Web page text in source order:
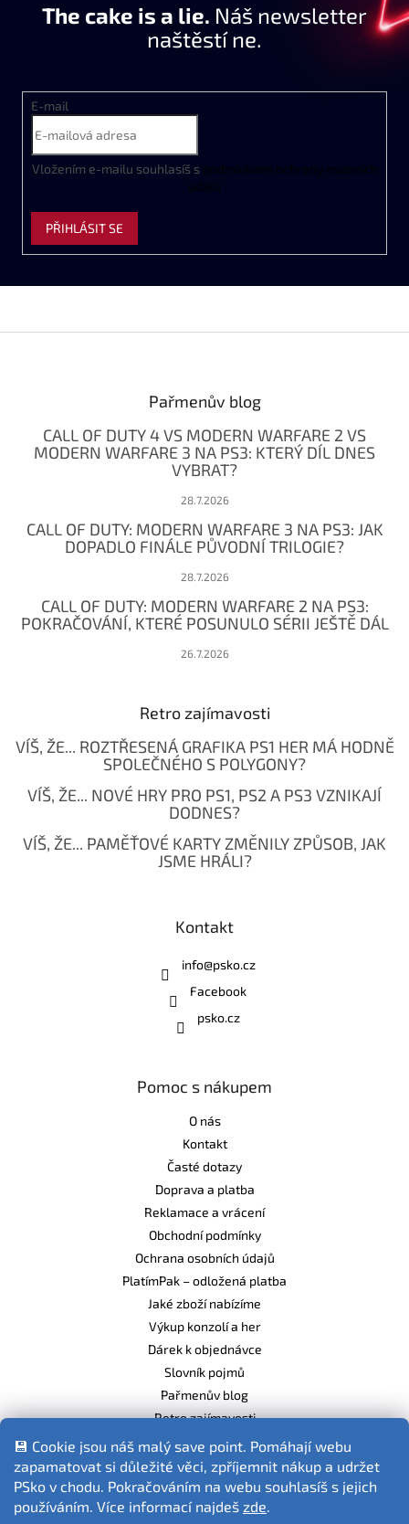
💾 Cookie jsou náš malý save point. Pomáhají webu
zapamatovat si důležité věci, zpříjemnit nákup a udržet
PSko v chodu. Pokračováním na webu souhlasíš s jejich
používáním. Více informací najdeš zde.
The cake is a lie. Náš newsletter
naštěstí ne.
E-mail
Vložením e-mailu souhlasíš s podmínkami ochrany osobních
údajů
PŘIHLÁSIT SE
Pařmenův blog
CALL OF DUTY 4 VS MODERN WARFARE 2 VS
MODERN WARFARE 3 NA PS3: KTERÝ DÍL DNES
VYBRAT?
28.7.2026
CALL OF DUTY: MODERN WARFARE 3 NA PS3: JAK
DOPADLO FINÁLE PŮVODNÍ TRILOGIE?
28.7.2026
CALL OF DUTY: MODERN WARFARE 2 NA PS3:
POKRAČOVÁNÍ, KTERÉ POSUNULO SÉRII JEŠTĚ DÁL
26.7.2026
Retro zajímavosti
VÍŠ, ŽE... ROZTŘESENÁ GRAFIKA PS1 HER MÁ HODNĚ
SPOLEČNÉHO S POLYGONY?
VÍŠ, ŽE... NOVÉ HRY PRO PS1, PS2 A PS3 VZNIKAJÍ
DODNES?
VÍŠ, ŽE... PAMĚŤOVÉ KARTY ZMĚNILY ZPŮSOB, JAK
JSME HRÁLI?
Kontakt
info@psko.cz
Facebook
psko.cz
Pomoc s nákupem
O nás
Kontakt
Časté dotazy
Doprava a platba
Reklamace a vrácení
Obchodní podmínky
Ochrana osobních údajů
PlatímPak – odložená platba
Jaké zboží nabízíme
Výkup konzolí a her
Dárek k objednávce
Slovník pojmů
Pařmenův blog
Retro zajímavosti
Balíme ekologicky
Fotografie produktů jsou ilustrativní.